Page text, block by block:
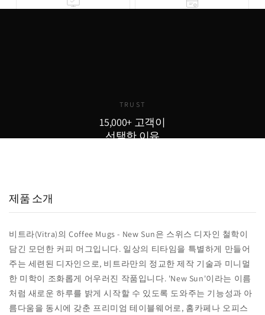
TRUST
15,000+ 고객이
선택한 이유
제품 소개
비트라(Vitra)의 Coffee Mugs - New Sun은 스위스 디자인 철학이
담긴 모던한 커피 머그입니다. 일상의 티타임을 특별하게 만들어
주는 세련된 디자인으로, 비트라만의 정교한 제작 기술과 미니멀
한 미학이 조화롭게 어우러진 작품입니다. 'New Sun'이라는 이름
처럼 새로운 하루를 밝게 시작할 수 있도록 도와주는 기능성과 아
름다움을 동시에 갖춘 프리미엄 테이블웨어로, 홈카페나 오피스